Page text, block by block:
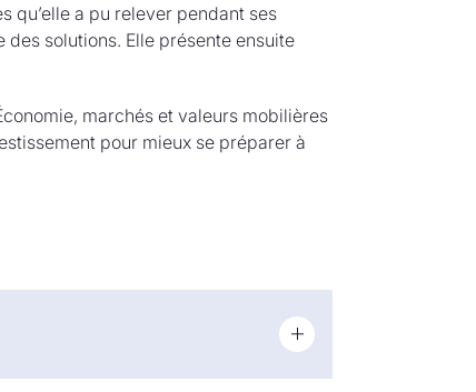
qu’elle a pu relever pendant ses
solutions. Elle présente ensuite
marchés et valeurs mobilières
pour mieux se préparer à
en finances et en